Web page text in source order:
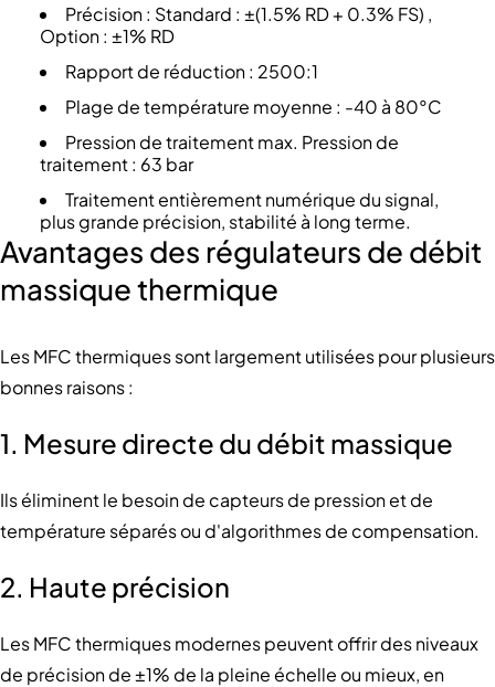
Précision : Standard : ±(1.5% RD + 0.3% FS) ,
Option : ±1% RD
Rapport de réduction : 2500:1
Plage de température moyenne : -40 à 80°C
Pression de traitement max. Pression de
traitement : 63 bar
Traitement entièrement numérique du signal,
plus grande précision, stabilité à long terme.
Avantages des régulateurs de débit
massique thermique
Les MFC thermiques sont largement utilisées pour plusieurs
bonnes raisons :
1. Mesure directe du débit massique
Ils éliminent le besoin de capteurs de pression et de
température séparés ou d'algorithmes de compensation.
2. Haute précision
Les MFC thermiques modernes peuvent offrir des niveaux
de précision de ±1% de la pleine échelle ou mieux, en